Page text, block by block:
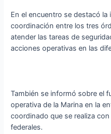
En el encuentro se destacó
coordinación entre los tres
atender las tareas de
acciones operativas en las
También se informó sobre el
operativa de la Marina en la
coordinado que se realiza
federales.